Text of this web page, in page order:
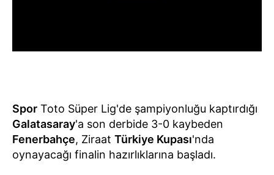
Spor Toto Süper Lig'de şampiyonluğu kaptırdığı
Galatasaray'a son derbide 3-0 kaybeden
Fenerbahçe, Ziraat Türkiye Kupası'nda
oynayacağı finalin hazırlıklarına başladı.